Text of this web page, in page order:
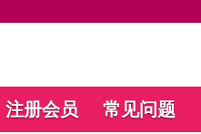
注册会员 常见问题